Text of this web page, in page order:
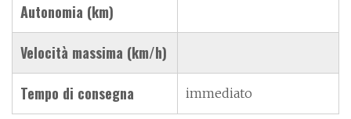
Autonomia (km)
Velocità massima (km/h)
Tempo di consegna
immediato